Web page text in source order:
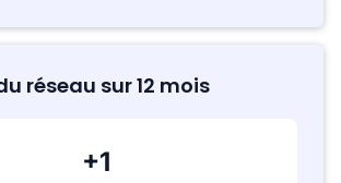
réseau sur 12 mois
+1